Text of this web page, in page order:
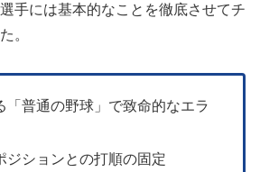
手には基本的なことを徹底させてチ
。
「普通の野球」で致命的なエラ
ジションとの打順の固定